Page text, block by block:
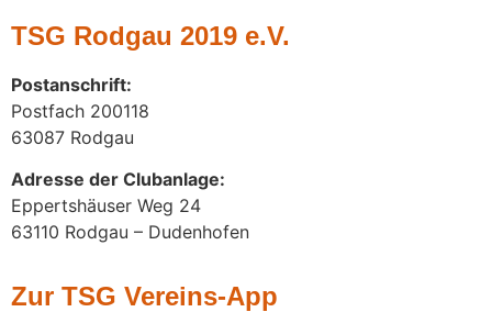
TSG Rodgau 2019 e.V.
Postanschrift:
Postfach 200118
63087 Rodgau
Adresse der Clubanlage:
Eppertshäuser Weg 24
63110 Rodgau – Dudenhofen
Zur TSG Vereins-App